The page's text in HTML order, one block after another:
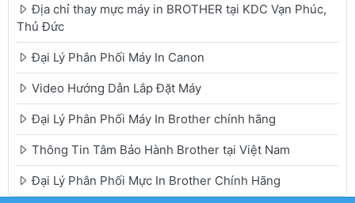
Địa chỉ thay mực máy in BROTHER tại KDC Vạn Phúc,
Thủ Đức
Đại Lý Phân Phối Máy In Canon
Video Hướng Dẫn Lắp Đặt Máy
Đại Lý Phân Phối Máy In Brother chính hãng
Thông Tin Tâm Bảo Hành Brother tại Việt Nam
Đại Lý Phân Phối Mực In Brother Chính Hãng